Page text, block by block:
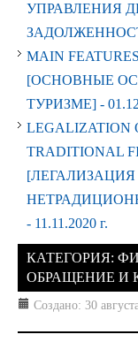
УПРАВЛЕНИЯ
MAIN
[ОСНОВНЫЕ
ТУРИЗМЕ] -
LEGALIZATION
TRADITIONAL
- 11.11.2020 г.
КАТЕГОРИЯ:
ОБРАЩЕНИЕ И
Создано: 30